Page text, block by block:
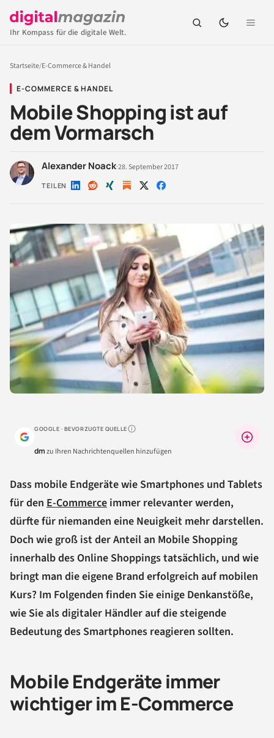
Ihr Kompass für die digitale Welt.
Startseite/E-Commerce & Handel
E-COMMERCE & HANDEL
Mobile Shopping ist auf
dem Vormarsch
Alexander Noack·28. September 2017
TEILEN Auf Auf Auf Auf Auf
GOOGLE · BEVORZUGTE QUELLEWarum lohnt sich das?
dmzu Ihren Nachrichtenquellen hinzufügen
Dass mobile Endgeräte wie Smartphones und Tablets
für den E-Commerce immer relevanter werden,
dürfte für niemanden eine Neuigkeit mehr darstellen.
Doch wie groß ist der Anteil an Mobile Shopping
innerhalb des Online Shoppings tatsächlich, und wie
bringt man die eigene Brand erfolgreich auf mobilen
Kurs? Im Folgenden finden Sie einige Denkanstöße,
wie Sie als digitaler Händler auf die steigende
Bedeutung des Smartphones reagieren sollten.
Mobile Endgeräte immer
wichtiger im E-Commerce